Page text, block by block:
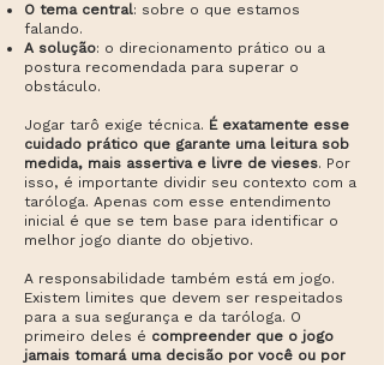
O tema central: sobre o que estamos
falando.
A solução: o direcionamento prático ou a
postura recomendada para superar o
obstáculo.
Jogar tarô exige técnica. É exatamente esse
cuidado prático que garante uma leitura sob
medida, mais assertiva e livre de vieses. Por
isso, é importante dividir seu contexto com a
taróloga. Apenas com esse entendimento
inicial é que se tem base para identificar o
melhor jogo diante do objetivo.
A responsabilidade também está em jogo.
Existem limites que devem ser respeitados
para a sua segurança e da taróloga. O
primeiro deles é compreender que o jogo
jamais tomará uma decisão por você ou por